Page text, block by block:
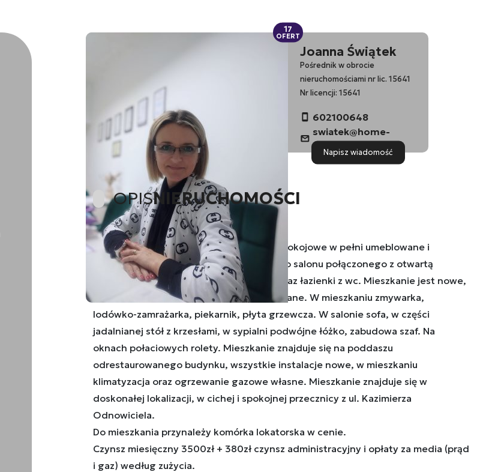
Joanna Świątek
Pośrednik w obrocie
nieruchomościami nr lic. 15641
Nr licencji: 15641
602100648
swiatek@home-
expert.com.pl
Napisz wiadomość
17
OFERT
OPISNIERUCHOMOŚCI
Oferujemy do wynajęcia mieszkanie dwupokojowe w pełni umeblowane i
wyposażone. Składa się z jasnego, dużego salonu połączonego z otwartą
kuchnią, osobnej sypialni, przedpokoju, oraz łazienki z wc. Mieszkanie jest nowe,
bardzo gustownie wyposażone i umeblowane. W mieszkaniu zmywarka,
lodówko-zamrażarka, piekarnik, płyta grzewcza. W salonie sofa, w części
jadalnianej stół z krzesłami, w sypialni podwójne łóżko, zabudowa szaf. Na
oknach połaciowych rolety. Mieszkanie znajduje się na poddaszu
odrestaurowanego budynku, wszystkie instalacje nowe, w mieszkaniu
klimatyzacja oraz ogrzewanie gazowe własne. Mieszkanie znajduje się w
doskonałej lokalizacji, w cichej i spokojnej przecznicy z ul. Kazimierza
Odnowiciela.
Do mieszkania przynależy komórka lokatorska w cenie.
Czynsz miesięczny 3500zł + 380zł czynsz administracyjny i opłaty za media (prąd
i gaz) według zużycia.